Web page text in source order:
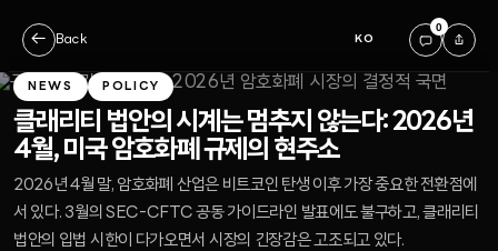
← Back KO
0
NEWS POLICY
클래리티 법안의 시계는 멈추지 않는다: 2026년
4월, 미국 암호화폐 규제의 현주소
2026년 4월 말, 암호화폐 산업은 비트코인 탄생 이후 가장 중요한 전환점에
서 있다. 3월의 SEC-CFTC 공동 가이드라인 발표에도 불구하고, 클래리티
법안의 입법 시한이 다가오면서 시장의 긴장감은 고조되고 있다.